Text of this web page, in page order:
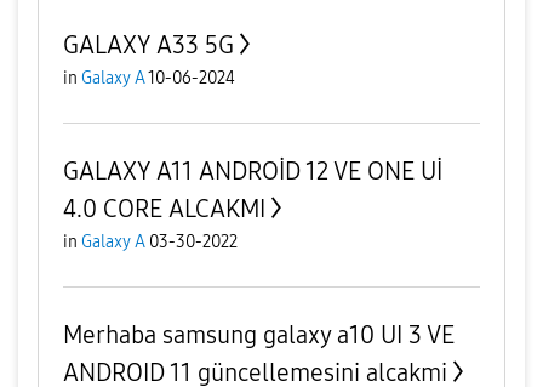
GALAXY A33 5G
in Galaxy A10-06-2024
GALAXY A11 ANDROİD 12 VE ONE Uİ
4.0 CORE ALCAKMI
in Galaxy A 03-30-2022
Merhaba samsung galaxy a10 UI 3 VE
ANDROID 11 güncellemesini alcakmi